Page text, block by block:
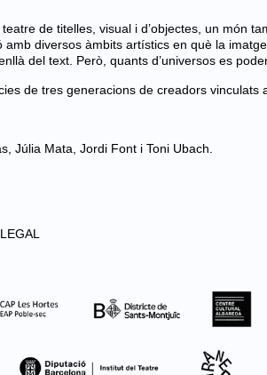
de titelles, visual i d’objectes, un món
diversos àmbits artístics en què la
del text. Però, quants d’universos es
de tres generacions de creadors vinculats
Júlia Mata, Jordi Font i Toni Ubach.